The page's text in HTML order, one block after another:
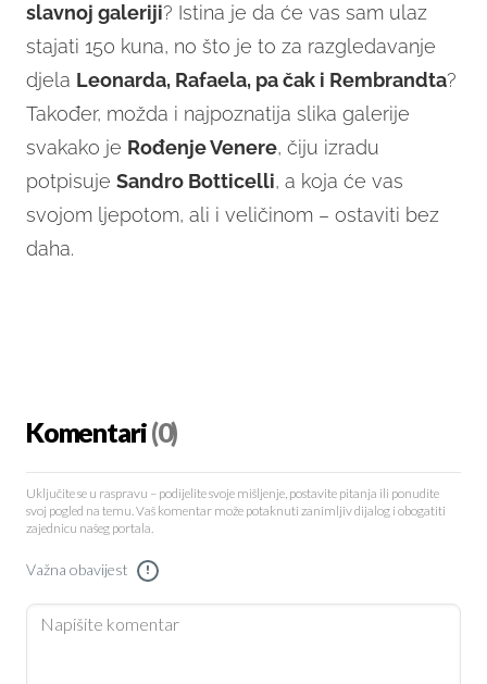
slavnoj galeriji? Istina je da će vas sam ulaz
stajati 150 kuna, no što je to za razgledavanje
djela Leonarda, Rafaela, pa čak i Rembrandta?
Također, možda i najpoznatija slika galerije
svakako je Rođenje Venere, čiju izradu
potpisuje Sandro Botticelli, a koja će vas
svojom ljepotom, ali i veličinom – ostaviti bez
daha.
Komentari(0)
Uključite se u raspravu – podijelite svoje mišljenje, postavite pitanja ili ponudite
svoj pogled na temu. Vaš komentar može potaknuti zanimljiv dijalog i obogatiti
zajednicu našeg portala.
Važna obavijest !